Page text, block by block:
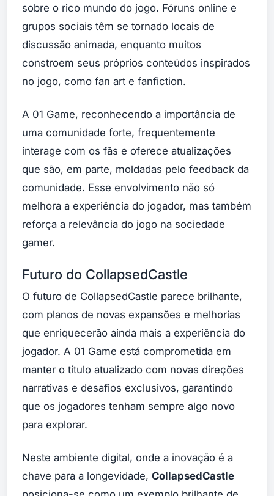
sobre o rico mundo do jogo. Fóruns online e
grupos sociais têm se tornado locais de
discussão animada, enquanto muitos
constroem seus próprios conteúdos inspirados
no jogo, como fan art e fanfiction.
A 01 Game, reconhecendo a importância de
uma comunidade forte, frequentemente
interage com os fãs e oferece atualizações
que são, em parte, moldadas pelo feedback da
comunidade. Esse envolvimento não só
melhora a experiência do jogador, mas também
reforça a relevância do jogo na sociedade
gamer.
Futuro do CollapsedCastle
O futuro de CollapsedCastle parece brilhante,
com planos de novas expansões e melhorias
que enriquecerão ainda mais a experiência do
jogador. A 01 Game está comprometida em
manter o título atualizado com novas direções
narrativas e desafios exclusivos, garantindo
que os jogadores tenham sempre algo novo
para explorar.
Neste ambiente digital, onde a inovação é a
chave para a longevidade, CollapsedCastle